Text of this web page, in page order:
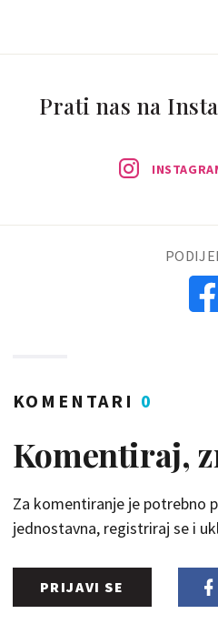
Prati nas na
KOMENTARI 0
Komentiraj,
Za komentiranje je potrebno
jednostavna, registriraj se i
PRIJAVI SE